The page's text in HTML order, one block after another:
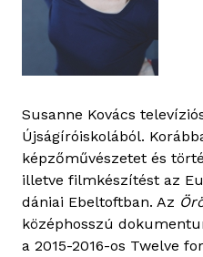
Susanne Kovács
Újságíróiskolából.
képzőművészetet és
illetve filmkészítést az
dániai Ebeltoftban. Az
középhosszú
a 2015-2016-os Twelve